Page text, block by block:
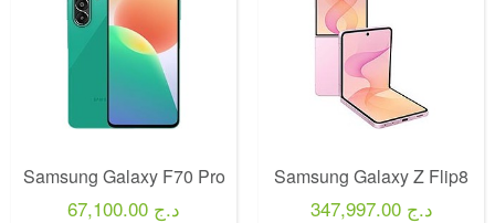
Samsung Galaxy F70 Pro
67,100.00 د.ج
Samsung Galaxy Z Flip8
347,997.00 د.ج